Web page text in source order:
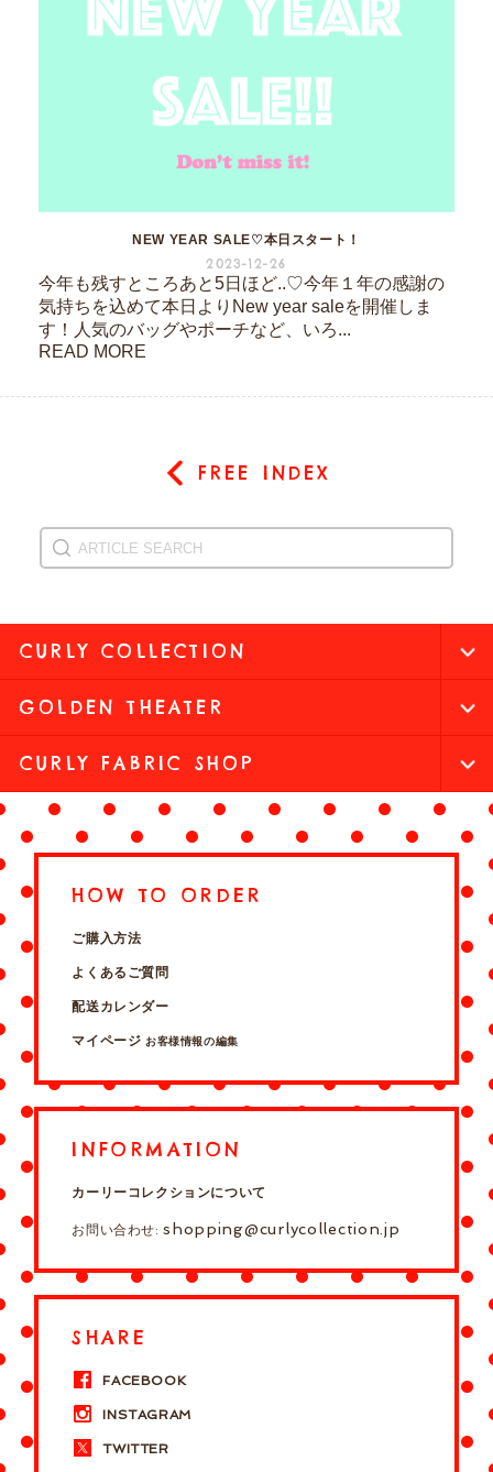
NEW YEAR SALE♡本日スタート！
2023-12-26
今年も残すところあと5日ほど..♡今年１年の感謝の
気持ちを込めて本日よりNew year saleを開催しま
す！人気のバッグやポーチなど、いろ...
READ MORE
FREE INDEX
CURLY COLLECTION
GOLDEN THEATER
CURLY FABRIC SHOP
HOW TO ORDER
ご購入方法
よくあるご質問
配送カレンダー
マイページ お客様情報の編集
INFORMATION
カーリーコレクションについて
お問い合わせ:shopping@curlycollection.jp
SHARE
FACEBOOK
INSTAGRAM
TWITTER